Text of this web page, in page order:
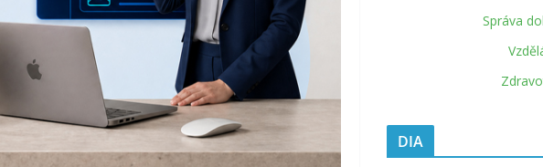
Správa
DIA